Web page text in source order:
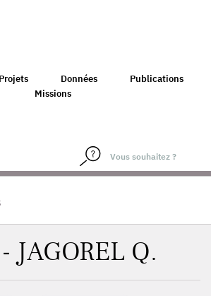
Projets Données
Publications
Missions
JAGOREL Q.